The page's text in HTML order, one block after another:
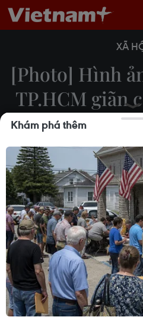
XÃ
[Photo] Hình
TP.HCM giãn
thị
Ngô Trần
17/07/
Đường phố Thành phố Hồ
người dân thực hiện
Chỉ thỉ 16 để đảm bảo
19.
Khám phá thêm